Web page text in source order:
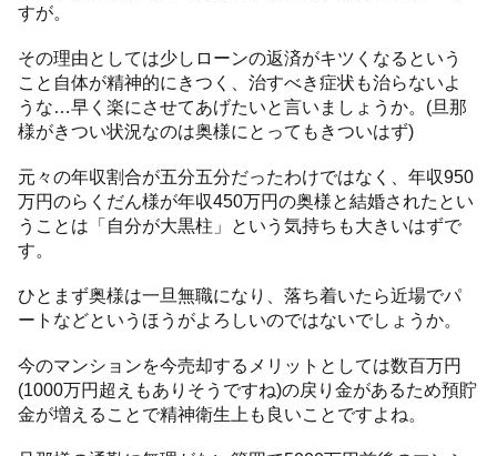
すが。
その理由としては少しローンの返済がキツくなるという
こと自体が精神的にきつく、治すべき症状も治らないよ
うな…早く楽にさせてあげたいと言いましょうか。(旦那
様がきつい状況なのは奥様にとってもきついはず)
元々の年収割合が五分五分だったわけではなく、年収950
万円のらくだん様が年収450万円の奥様と結婚されたとい
うことは「自分が大黒柱」という気持ちも大きいはずで
す。
ひとまず奥様は一旦無職になり、落ち着いたら近場でパ
ートなどというほうがよろしいのではないでしょうか。
今のマンションを今売却するメリットとしては数百万円
(1000万円超えもありそうですね)の戻り金があるため預貯
金が増えることで精神衛生上も良いことですよね。